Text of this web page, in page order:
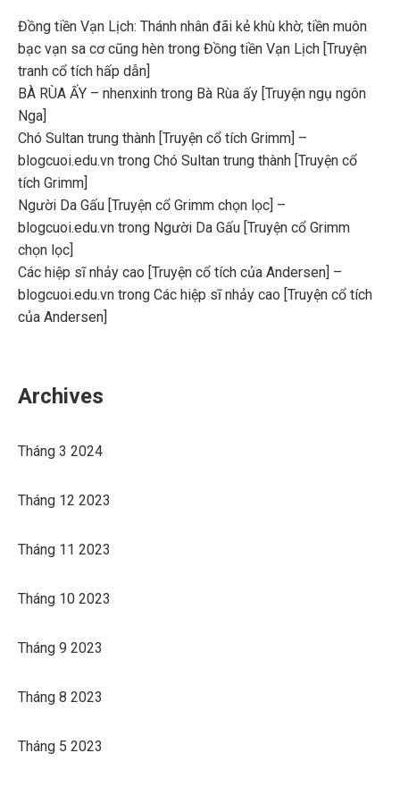
Đồng tiền Vạn Lịch: Thánh nhân đãi kẻ khù khờ; tiền muôn
bạc vạn sa cơ cũng hèn trong Đồng tiền Vạn Lịch [Truyện
tranh cổ tích hấp dẫn]
BÀ RÙA ẤY – nhenxinh trong Bà Rùa ấy [Truyện ngụ ngôn
Nga]
Chó Sultan trung thành [Truyện cổ tích Grimm] –
blogcuoi.edu.vn trong Chó Sultan trung thành [Truyện cổ
tích Grimm]
Người Da Gấu [Truyện cổ Grimm chọn lọc] –
blogcuoi.edu.vn trong Người Da Gấu [Truyện cổ Grimm
chọn lọc]
Các hiệp sĩ nhảy cao [Truyện cổ tích của Andersen] –
blogcuoi.edu.vn trong Các hiệp sĩ nhảy cao [Truyện cổ tích
của Andersen]
Archives
Tháng 3 2024
Tháng 12 2023
Tháng 11 2023
Tháng 10 2023
Tháng 9 2023
Tháng 8 2023
Tháng 5 2023